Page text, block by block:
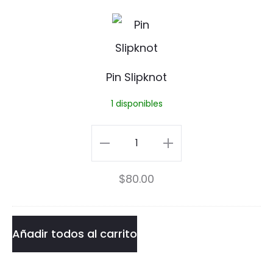
P
i
S
l
p
k
n
t
Pin Slipknot
1 disponibles
Pin
Slipknot
cantidad
$80.00
Añadir todos al carrito